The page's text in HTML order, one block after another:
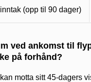
(opp til 90 dager)
ved ankomst til
på forhånd?
motta sitt 45-dagers